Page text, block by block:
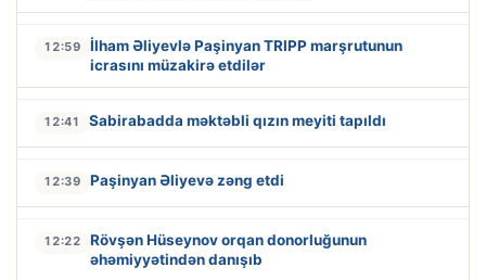
12:59
İlham Əliyevlə Paşinyan TRIPP marşrutunun
icrasını müzakirə etdilər
12:41 Sabirabadda məktəbli qızın meyiti tapıldı
12:39 Paşinyan Əliyevə zəng etdi
12:22
Rövşən Hüseynov orqan donorluğunun
əhəmiyyətindən danışıb